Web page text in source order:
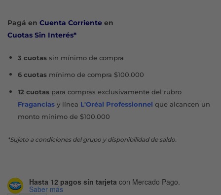
Pagá en Cuenta Corriente en
Cuotas Sin Interés*
3 cuotassin mínimo de compra
6 cuotasmínimo de compra $100.000
12 cuotaspara compras exclusivamente del rubro
Fraganciasy línea L'Oréal Professionnel que alcancen un
monto mínimo de $100.000
*Sujeto a condiciones del grupo y disponibilidad de saldo.
Hasta 12 pagos sin tarjeta con Mercado Pago.
Saber más